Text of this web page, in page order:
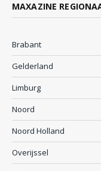
MAXAZINE
Brabant
Gelderland
Limburg
Noord
Noord Holland
Overijssel